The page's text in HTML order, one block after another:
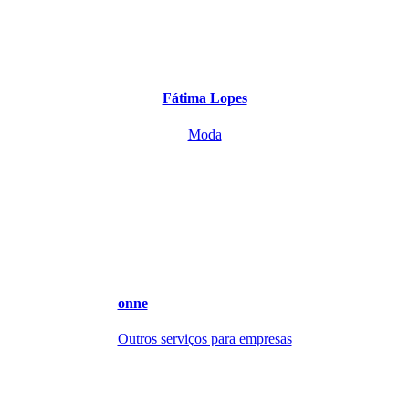
Fátima Lopes
Moda
onne
Outros serviços para empresas